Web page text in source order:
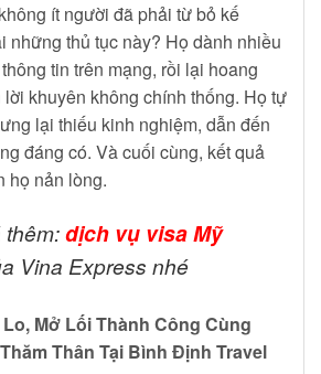
ít người đã phải từ bỏ kế
những thủ tục này? Họ dành nhiều
tin trên mạng, rồi lại hoang
khuyên không chính thống. Họ tự
lại thiếu kinh nghiệm, dẫn đến
đáng có. Và cuối cùng, kết quả
họ nản lòng.
dịch vụ visa Mỹ
Vina Express nhé
Mở Lối Thành Công Cùng
Thân Tại Bình Định Travel